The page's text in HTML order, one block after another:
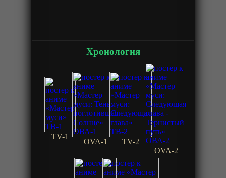
Хронология
TV-1
OVA-1
TV-2
OVA-2